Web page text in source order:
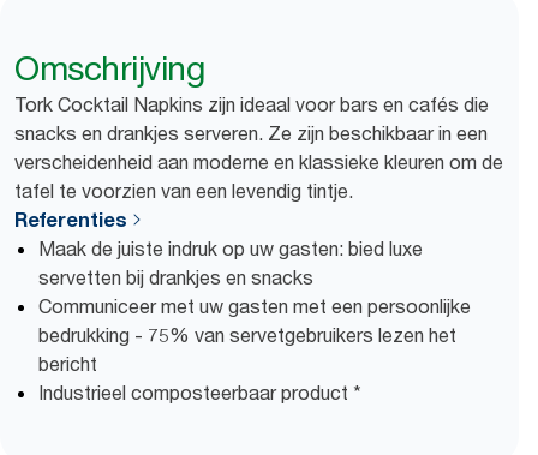
Omschrijving
Tork Cocktail Napkins zijn ideaal voor bars en cafés die
snacks en drankjes serveren. Ze zijn beschikbaar in een
verscheidenheid aan moderne en klassieke kleuren om de
tafel te voorzien van een levendig tintje.
Referenties
Maak de juiste indruk op uw gasten: bied luxe
servetten bij drankjes en snacks
Communiceer met uw gasten met een persoonlijke
bedrukking - 75% van servetgebruikers lezen het
bericht
Industrieel composteerbaar product *